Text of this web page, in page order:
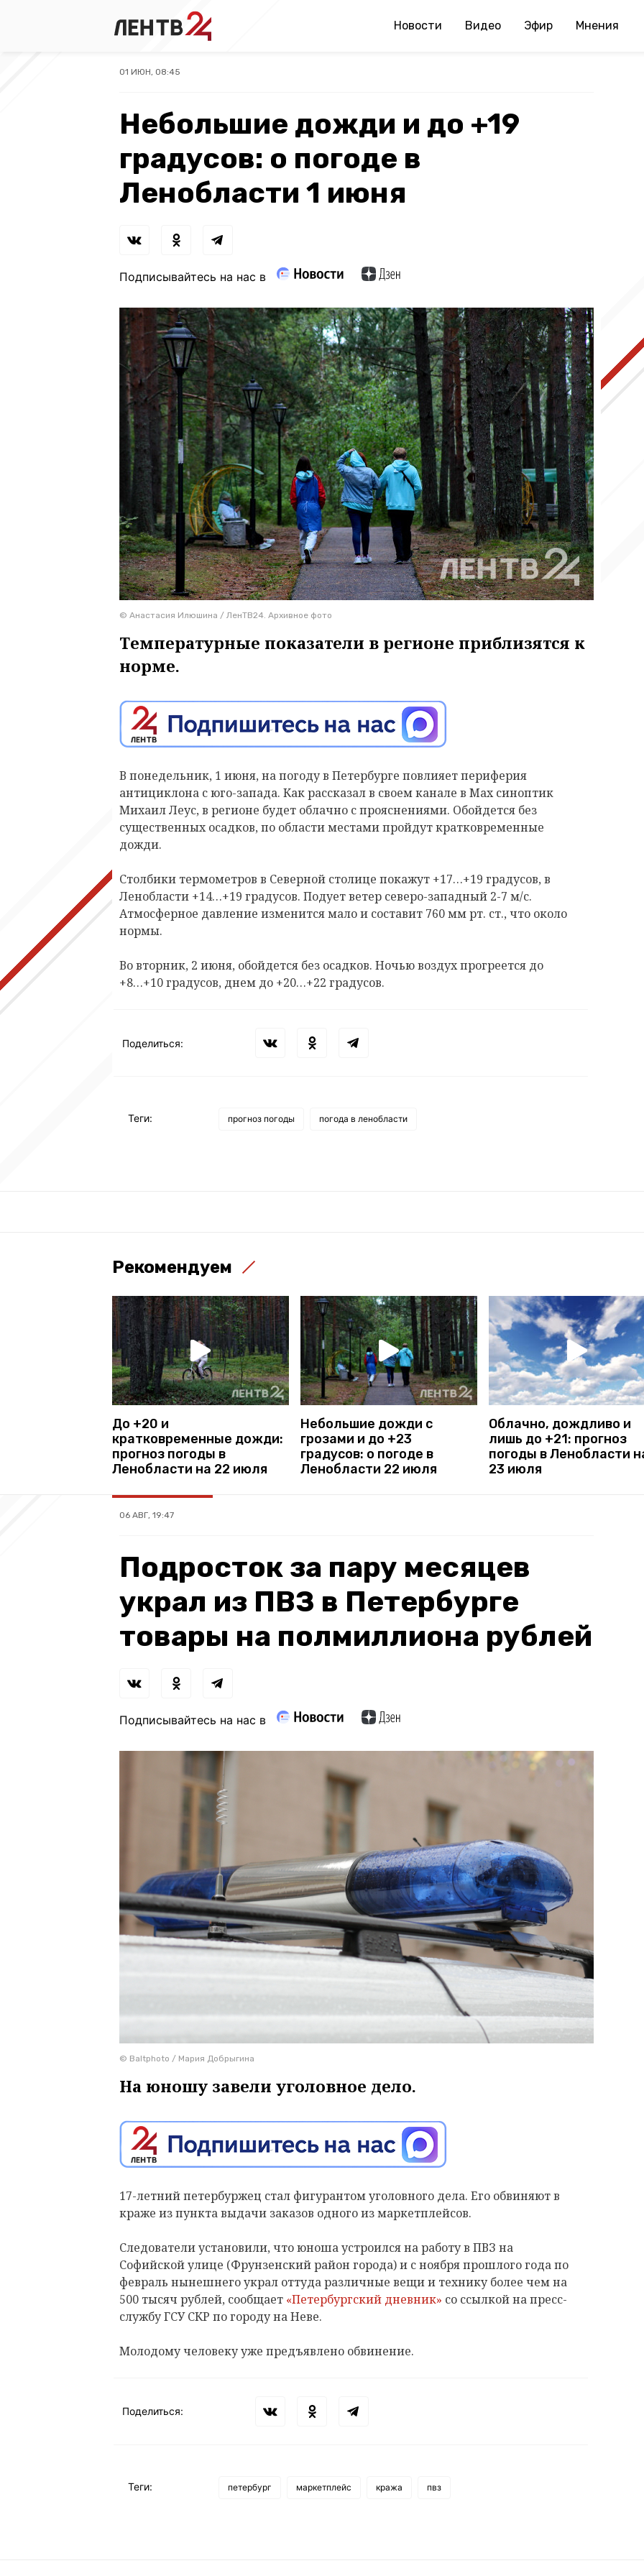
Новости Видео Эфир Мнения
01 ИЮН, 08:45
Небольшие дожди и до +19
градусов: о погоде в
Ленобласти 1 июня
Подписывайтесь на нас в
© Анастасия Илюшина / ЛенТВ24. Архивное фото
Температурные показатели в регионе приблизятся к
норме.
В понедельник, 1 июня, на погоду в Петербурге повлияет периферия
антициклона с юго-запада. Как рассказал в своем канале в Max синоптик
Михаил Леус, в регионе будет облачно с прояснениями. Обойдется без
существенных осадков, по области местами пройдут кратковременные
дожди.
Столбики термометров в Северной столице покажут +17…+19 градусов, в
Ленобласти +14…+19 градусов. Подует ветер северо-западный 2-7 м/с.
Атмосферное давление изменится мало и составит 760 мм рт. ст., что около
нормы.
Во вторник, 2 июня, обойдется без осадков. Ночью воздух прогреется до
+8…+10 градусов, днем до +20…+22 градусов.
Поделиться:
Теги: прогноз погоды погода в ленобласти
Рекомендуем
До +20 и
кратковременные дожди:
прогноз погоды в
Ленобласти на 22 июля
Небольшие дожди с
грозами и до +23
градусов: о погоде в
Ленобласти 22 июля
Облачно, дождливо и
лишь до +21: прогноз
погоды в Ленобласти
23 июля
06 АВГ, 19:47
Подросток за пару месяцев
украл из ПВЗ в Петербурге
товары на полмиллиона рублей
Подписывайтесь на нас в
© Baltphoto / Мария Добрыгина
На юношу завели уголовное дело.
17-летний петербуржец стал фигурантом уголовного дела. Его обвиняют в
краже из пункта выдачи заказов одного из маркетплейсов.
Следователи установили, что юноша устроился на работу в ПВЗ на
Софийской улице (Фрунзенский район города) и с ноября прошлого года по
февраль нынешнего украл оттуда различные вещи и технику более чем на
500 тысяч рублей, сообщает «Петербургский дневник» со ссылкой на пресс-
службу ГСУ СКР по городу на Неве.
Молодому человеку уже предъявлено обвинение.
Поделиться:
Теги: петербург маркетплейс кража пвз